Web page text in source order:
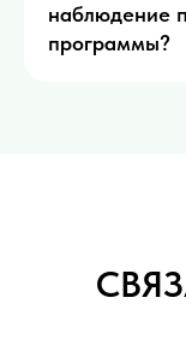
наблюдение
программы?